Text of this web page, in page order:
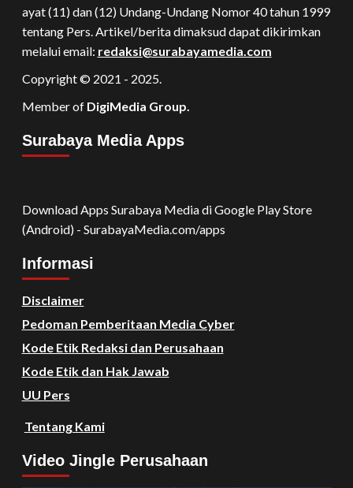
ayat (11) dan (12) Undang-Undang Nomor 40 tahun 1999
tentang Pers. Artikel/berita dimaksud dapat dikirimkan
melalui email: redaksi@surabayamedia.com
Copyright © 2021 - 2025.
Member of DigiMedia Group.
Surabaya Media Apps
Download Apps Surabaya Media di Google Play Store
(Android) - SurabayaMedia.com/apps
Informasi
Disclaimer
Pedoman Pemberitaan Media Cyber
Kode Etik Redaksi dan Perusahaan
Kode Etik dan Hak Jawab
UU Pers
Tentang Kami
Video Jingle Perusahaan